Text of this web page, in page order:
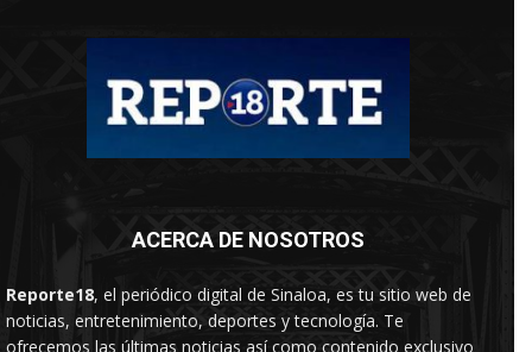
ACERCA DE NOSOTROS
Reporte18, el periódico digital de Sinaloa, es tu sitio web de
noticias, entretenimiento, deportes y tecnología. Te
ofrecemos las últimas noticias así como contenido exclusivo